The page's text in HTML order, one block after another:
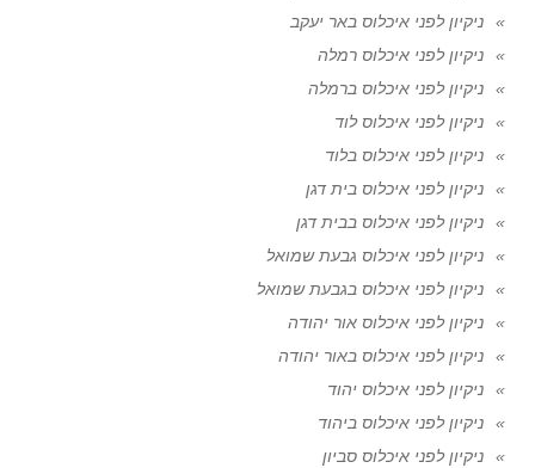
ניקיון לפני איכלוס באר יעקב
ניקיון לפני איכלוס רמלה
ניקיון לפני איכלוס ברמלה
ניקיון לפני איכלוס לוד
ניקיון לפני איכלוס בלוד
ניקיון לפני איכלוס בית דגן
ניקיון לפני איכלוס בבית דגן
ניקיון לפני איכלוס גבעת שמואל
ניקיון לפני איכלוס בגבעת שמואל
ניקיון לפני איכלוס אור יהודה
ניקיון לפני איכלוס באור יהודה
ניקיון לפני איכלוס יהוד
ניקיון לפני איכלוס ביהוד
ניקיון לפני איכלוס סביון